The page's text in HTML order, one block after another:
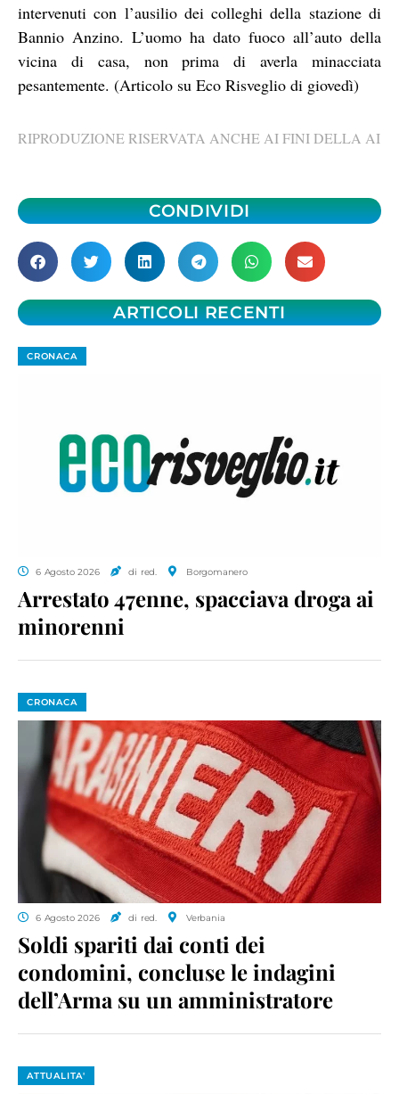
intervenuti con l’ausilio dei colleghi della stazione di
Bannio Anzino. L’uomo ha dato fuoco all’auto della
vicina di casa, non prima di averla minacciata
pesantemente. (Articolo su Eco Risveglio di giovedì)
RIPRODUZIONE RISERVATA ANCHE AI FINI DELLA AI
CONDIVIDI
ARTICOLI RECENTI
CRONACA
6 Agosto 2026 di red. Borgomanero
Arrestato 47enne, spacciava droga ai
minorenni
CRONACA
6 Agosto 2026 di red. Verbania
Soldi spariti dai conti dei
condomini, concluse le indagini
dell’Arma su un amministratore
ATTUALITA'